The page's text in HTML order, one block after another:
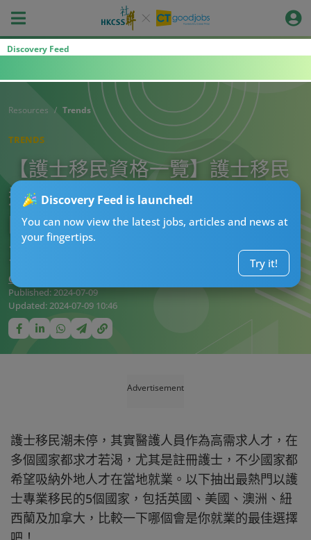
Discovery Feed
Discovery Feed is launched!
You can now view the latest jobs, articles and news at
your fingertips.
Try it!
Resources Trends
TRENDS
【護士移民資格一覽】護士移民
邊個國家最着數？比較英國、美
國、澳洲、新西蘭及加拿大移民
方法及申請程序
CTgoodjobs’ Editor
Published:2024-07-09
Updated:2024-07-09 10:46
Advertisement
護士移民潮未停，其實醫護人員作為高需求人才，在
多個國家都求才若渴，尤其是註冊護士，不少國家都
希望吸納外地人才在當地就業。以下抽出最熱門以護
士專業移民的5個國家，包括英國、美國、澳洲、紐
西蘭及加拿大，比較一下哪個會是你就業的最佳選擇